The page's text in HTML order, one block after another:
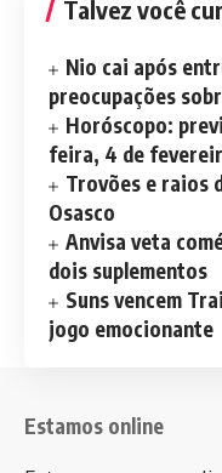
Talvez você
Nio cai após
preocupações
Horóscopo:
feira, 4 de
Trovões e raios
Osasco
Anvisa veta
dois suplementos
Suns vencem
jogo emocionante
Estamos online